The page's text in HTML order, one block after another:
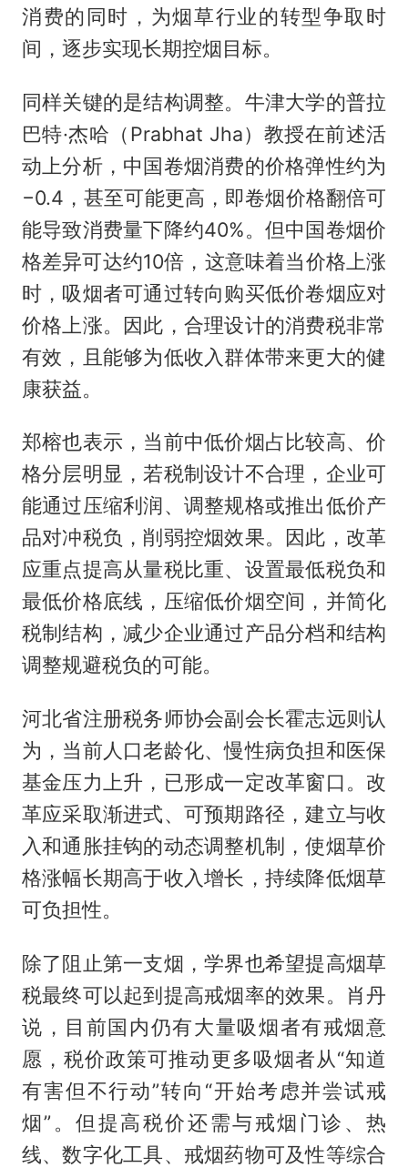
消费的同时，为烟草行业的转型争取时
间，逐步实现长期控烟目标。
同样关键的是结构调整。牛津大学的普拉
巴特·杰哈（Prabhat Jha）教授在前述活
动上分析，中国卷烟消费的价格弹性约为
−0.4，甚至可能更高，即卷烟价格翻倍可
能导致消费量下降约40%。但中国卷烟价
格差异可达约10倍，这意味着当价格上涨
时，吸烟者可通过转向购买低价卷烟应对
价格上涨。因此，合理设计的消费税非常
有效，且能够为低收入群体带来更大的健
康获益。
郑榕也表示，当前中低价烟占比较高、价
格分层明显，若税制设计不合理，企业可
能通过压缩利润、调整规格或推出低价产
品对冲税负，削弱控烟效果。因此，改革
应重点提高从量税比重、设置最低税负和
最低价格底线，压缩低价烟空间，并简化
税制结构，减少企业通过产品分档和结构
调整规避税负的可能。
河北省注册税务师协会副会长霍志远则认
为，当前人口老龄化、慢性病负担和医保
基金压力上升，已形成一定改革窗口。改
革应采取渐进式、可预期路径，建立与收
入和通胀挂钩的动态调整机制，使烟草价
格涨幅长期高于收入增长，持续降低烟草
可负担性。
除了阻止第一支烟，学界也希望提高烟草
税最终可以起到提高戒烟率的效果。肖丹
说，目前国内仍有大量吸烟者有戒烟意
愿，税价政策可推动更多吸烟者从“知道
有害但不行动”转向“开始考虑并尝试戒
烟”。但提高税价还需与戒烟门诊、热
线、数字化工具、戒烟药物可及性等综合